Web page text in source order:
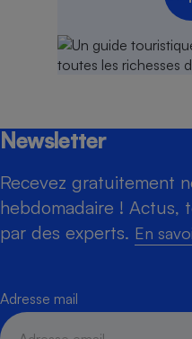
Newsletter
Recevez gratuitement
hebdomadaire ! Actus,
par des experts. En
Adresse mail